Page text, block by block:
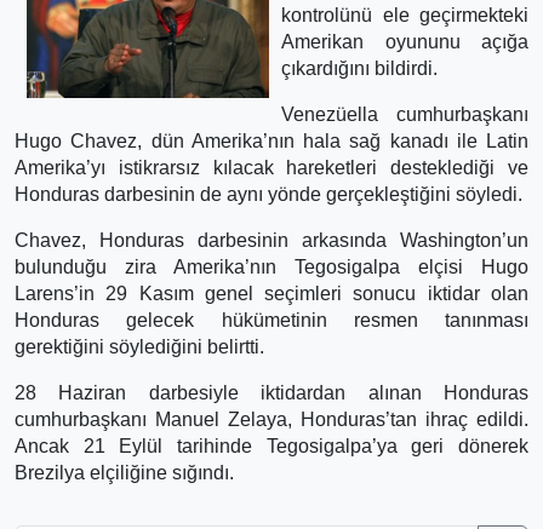
kontrolünü ele geçirmekteki
Amerikan oyununu açığa
çıkardığını bildirdi.
Venezüella cumhurbaşkanı
Hugo Chavez, dün Amerika’nın hala sağ kanadı ile Latin
Amerika’yı istikrarsız kılacak hareketleri desteklediği ve
Honduras darbesinin de aynı yönde gerçekleştiğini söyledi.
Chavez, Honduras darbesinin arkasında Washington’un
bulunduğu zira Amerika’nın Tegosigalpa elçisi Hugo
Larens’in 29 Kasım genel seçimleri sonucu iktidar olan
Honduras gelecek hükümetinin resmen tanınması
gerektiğini söylediğini belirtti.
28 Haziran darbesiyle iktidardan alınan Honduras
cumhurbaşkanı Manuel Zelaya, Honduras’tan ihraç edildi.
Ancak 21 Eylül tarihinde Tegosigalpa’ya geri dönerek
Brezilya elçiliğine sığındı.